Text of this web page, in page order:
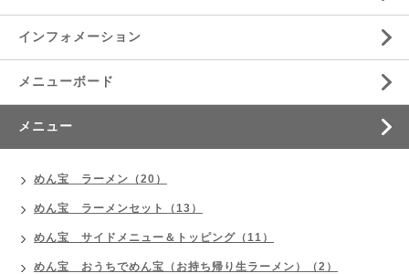
インフォメーション
メニューボード
メニュー
めん宝 ラーメン（20）
めん宝 ラーメンセット（13）
めん宝 サイドメニュー＆トッピング（11）
めん宝 おうちでめん宝（お持ち帰り生ラーメン）（2）